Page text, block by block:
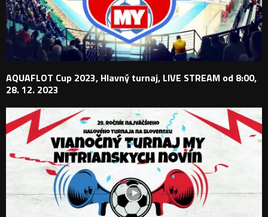
AQUAFLOT Cup 2023, Hlavný turnaj, LIVE STREAM od 8:00,
28. 12. 2023